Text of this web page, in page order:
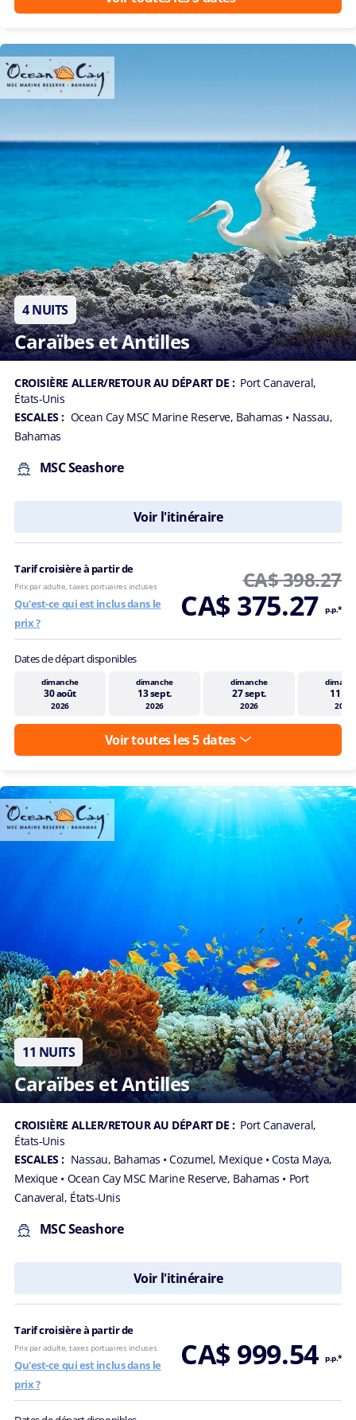
4 NUITS
Caraïbes et Antilles
CROISIÈRE ALLER/RETOUR AU DÉPART DE : Port Canaveral,
États-Unis
ESCALES : Ocean Cay MSC Marine Reserve, Bahamas • Nassau,
Bahamas
MSC Seashore
Voir l'itinéraire
Tarif croisière à partir de CA$ 398.27
CA$ 375.27 p.p.*
Prix par adulte, taxes portuaires incluses
Qu'est-ce qui est inclus dans le
prix ?
Dates de départ disponibles
dimanche
30 août
2026
dimanche
13 sept.
2026
dimanche
27 sept.
2026
11
2026
Voir toutes les 5 dates
11 NUITS
Caraïbes et Antilles
CROISIÈRE ALLER/RETOUR AU DÉPART DE : Port Canaveral,
États-Unis
ESCALES : Nassau, Bahamas • Cozumel, Mexique • Costa Maya,
Mexique • Ocean Cay MSC Marine Reserve, Bahamas • Port
Canaveral, États-Unis
MSC Seashore
Voir l'itinéraire
Tarif croisière à partir de
CA$ 999.54 p.p.*
Prix par adulte, taxes portuaires incluses
Qu'est-ce qui est inclus dans le
prix ?